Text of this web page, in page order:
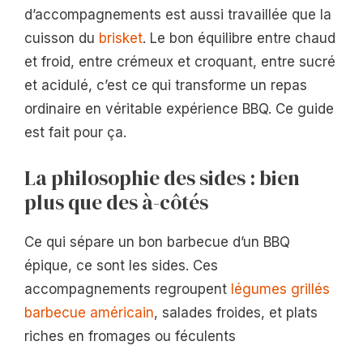
d’accompagnements est aussi travaillée que la
cuisson du brisket. Le bon équilibre entre chaud
et froid, entre crémeux et croquant, entre sucré
et acidulé, c’est ce qui transforme un repas
ordinaire en véritable expérience BBQ. Ce guide
est fait pour ça.
La philosophie des sides : bien
plus que des à-côtés
Ce qui sépare un bon barbecue d’un BBQ
épique, ce sont les sides. Ces
accompagnements regroupent légumes grillés
barbecue américain, salades froides, et plats
riches en fromages ou féculents